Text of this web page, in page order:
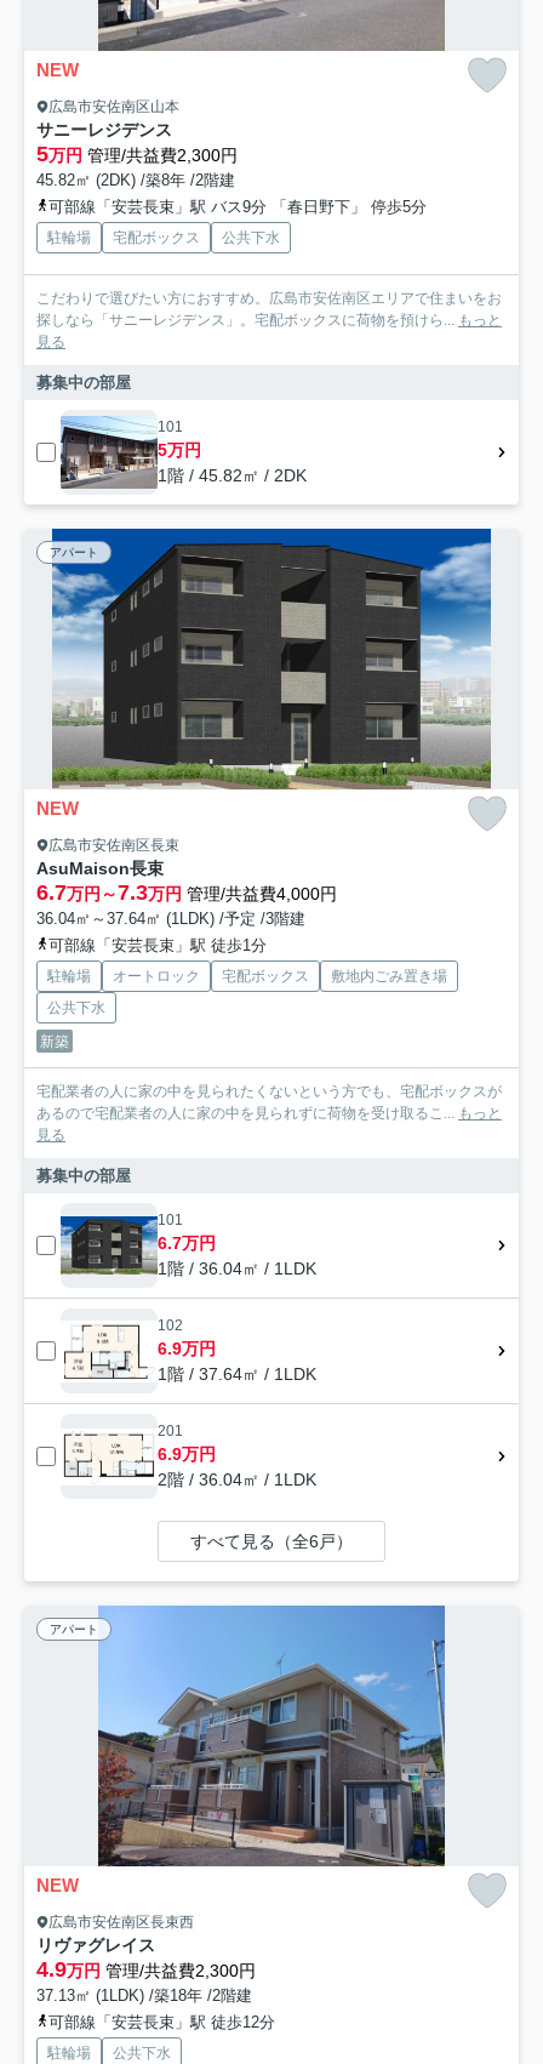
NEW
広島市安佐南区山本
サニーレジデンス
5万円 管理/共益費2,300円
45.82㎡ (2DK) /築8年 /2階建
可部線「安芸長束」駅 バス9分 「春日野下」 停歩5分
駐輪場 宅配ボックス 公共下水
こだわりで選びたい方におすすめ。広島市安佐南区エリアで住まいをお
探しなら「サニーレジデンス」。宅配ボックスに荷物を預けら... もっと
見る
募集中の部屋
101
5万円
1階 / 45.82㎡ / 2DK
アパート
NEW
広島市安佐南区長束
AsuMaison長束
6.7万円～7.3万円 管理/共益費4,000円
36.04㎡～37.64㎡ (1LDK) /予定 /3階建
可部線「安芸長束」駅 徒歩1分
駐輪場 オートロック 宅配ボックス
敷地内ごみ置き場
公共下水
新築
宅配業者の人に家の中を見られたくないという方でも、宅配ボックスが
あるので宅配業者の人に家の中を見られずに荷物を受け取るこ... もっと
見る
募集中の部屋
101
6.7万円
1階 / 36.04㎡ / 1LDK
102
6.9万円
1階 / 37.64㎡ / 1LDK
201
6.9万円
2階 / 36.04㎡ / 1LDK
すべて見る（全6戸）
アパート
NEW
広島市安佐南区長束西
リヴァグレイス
4.9万円 管理/共益費2,300円
37.13㎡ (1LDK) /築18年 /2階建
可部線「安芸長束」駅 徒歩12分
駐輪場 公共下水